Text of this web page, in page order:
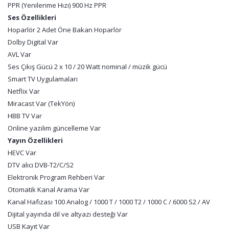
PPR (Yenilenme Hızı) 900 Hz PPR
Ses Özellikleri
Hoparlör 2 Adet Öne Bakan Hoparlör
Dolby Digital Var
AVL Var
Ses Çıkış Gücü 2 x 10 / 20 Watt nominal / müzik gücü
Smart TV Uygulamaları
Netflix Var
Miracast Var (TekYön)
HBB TV Var
Online yazılım güncelleme Var
Yayın Özellikleri
HEVC Var
DTV alıcı DVB-T2/C/S2
Elektronik Program Rehberi Var
Otomatik Kanal Arama Var
Kanal Hafızası 100 Analog / 1000 T / 1000 T2 / 1000 C / 6000 S2 / AV
Dijital yayında dil ve altyazı desteği Var
USB Kayıt Var